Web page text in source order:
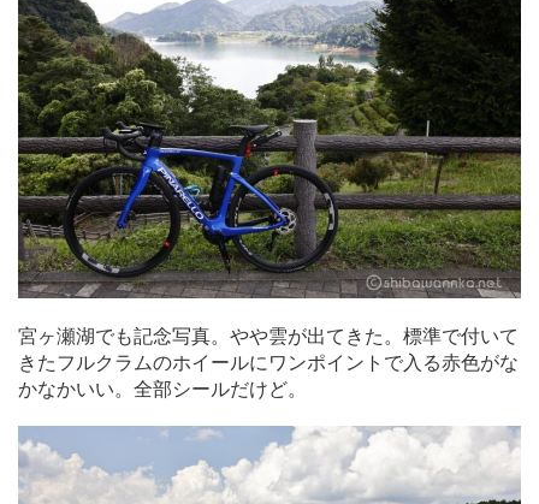
宮ヶ瀬湖でも記念写真。やや雲が出てきた。標準で付いて
きたフルクラムのホイールにワンポイントで入る赤色がな
かなかいい。全部シールだけど。